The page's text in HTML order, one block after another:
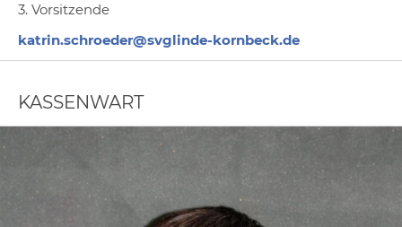
3. Vorsitzende
katrin.schroeder@svglinde-kornbeck.de
KASSENWART